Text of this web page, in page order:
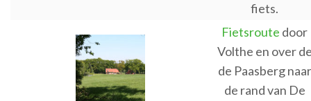
fiets.
Fietsroute door
Volthe en over
de Paasberg naar
de rand van De